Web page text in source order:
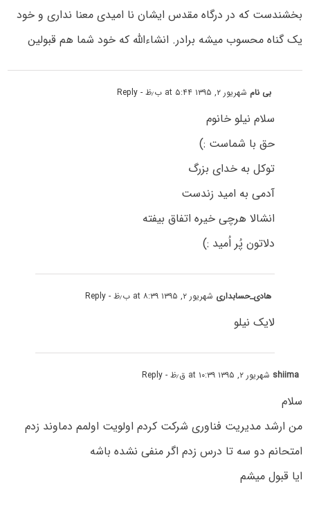
بخشندست که در درگاه مقدس ایشان نا امیدی معنا نداری و خود
یک گناه محسوب میشه برادر. انشاءالله که خود شما هم قبولین
بی نام شهریور ۲, ۱۳۹۵ at ۵:۴۴ ب٫ظ - Reply
سلام نیلو خانوم
حق با شماست :)
توکل به خدای بزرگ
آدمی به امید زندست
انشالا هرچی خیره اتفاق بیفته
دلاتون پُر اُمید :)
هادی_حسابداری شهریور ۲, ۱۳۹۵ at ۸:۳۹ ب٫ظ - Reply
لایک نیلو
shiima شهریور ۲, ۱۳۹۵ at ۱۰:۳۹ ق٫ظ - Reply
سلام
من ارشد مدیریت فناوری شرکت کردم اولویت اولمم دماوند زدم
امتحانم دو سه تا درس زدم اگر منفی نشده باشه
ایا قبول میشم